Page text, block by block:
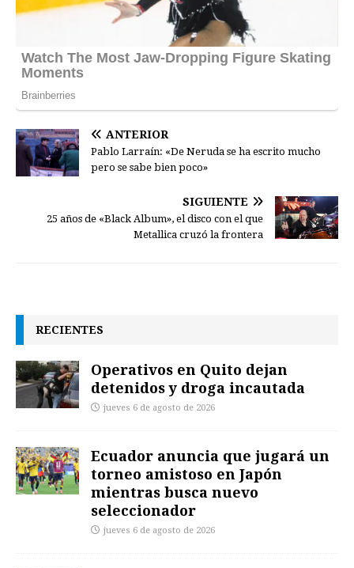
ANTERIOR
Pablo Larraín: «De Neruda se ha escrito mucho
pero se sabe bien poco»
SIGUIENTE
25 años de «Black Album», el disco con el que
Metallica cruzó la frontera
RECIENTES
Operativos en Quito dejan
detenidos y droga incautada
jueves 6 de agosto de 2026
Ecuador anuncia que jugará un
torneo amistoso en Japón
mientras busca nuevo
seleccionador
jueves 6 de agosto de 2026